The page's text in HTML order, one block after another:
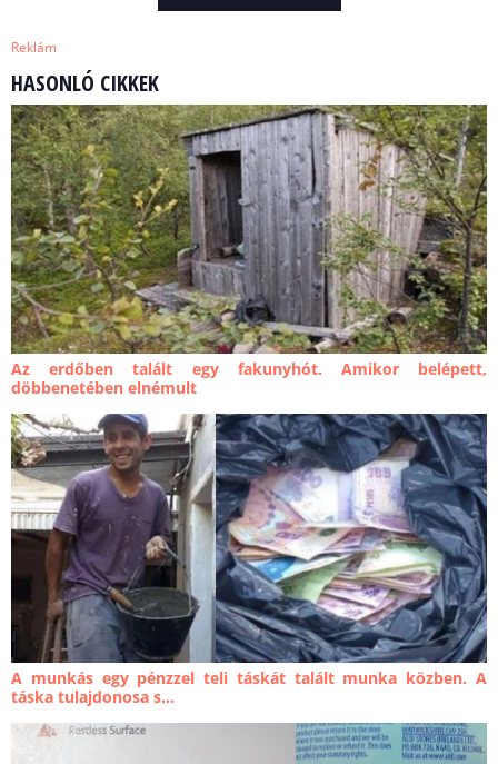
Reklám
HASONLÓ CIKKEK
Az erdőben talált egy fakunyhót. Amikor belépett,
döbbenetében elnémult
A munkás egy pénzzel teli táskát talált munka közben. A
táska tulajdonosa s...